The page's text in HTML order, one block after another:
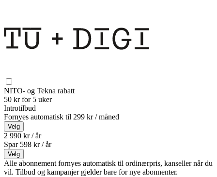
NITO- og Tekna rabatt
50 kr for 5 uker
Introtilbud
Fornyes automatisk til 299 kr / måned
Velg
2 990 kr / år
Spar 598 kr /år
Velg
Alle abonnement fornyes automatisk til ordinærpris, kanseller når du
vil. Tilbud og kampanjer gjelder bare for nye abonnenter.